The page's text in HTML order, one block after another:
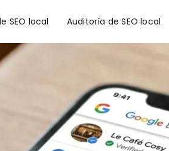
SEO local Auditoría de SEO local